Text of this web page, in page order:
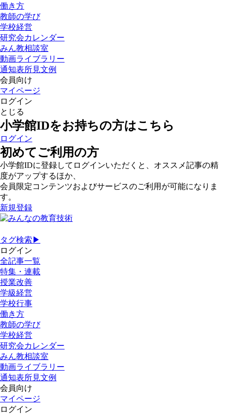
働き方
教師の学び
学校経営
研究会カレンダー
みん教相談室
動画ライブラリー
通知表所見文例
会員向け
マイページ
ログイン
とじる
小学館IDをお持ちの方はこちら
ログイン
初めてご利用の方
小学館IDに登録してログインいただくと、オススメ記事の精
度がアップするほか、
会員限定コンテンツおよびサービスのご利用が可能になりま
す。
新規登録
タグ検索▶
ログイン
全記事一覧
特集・連載
授業改善
学級経営
学校行事
働き方
教師の学び
学校経営
研究会カレンダー
みん教相談室
動画ライブラリー
通知表所見文例
会員向け
マイページ
ログイン